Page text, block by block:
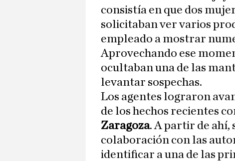
consistía en que dos
solicitaban ver varios
empleado a mostrar
Aprovechando ese
ocultaban una de las
levantar sospechas.
Los agentes lograron
de los hechos recientes
Zaragoza. A partir de ahí,
colaboración con las
identificar a una de las